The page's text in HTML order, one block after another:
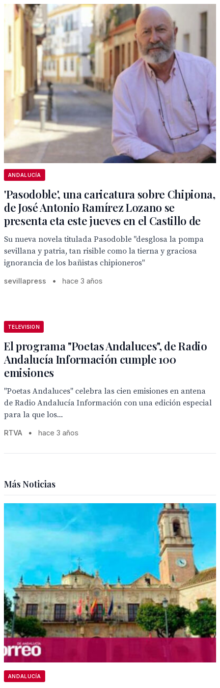
ANDALUCÍA
'Pasodoble', una caricatura sobre Chipiona,
de José Antonio Ramírez Lozano se
presenta eta este jueves en el Castillo de
Su nueva novela titulada Pasodoble "desglosa la pompa
sevillana y patria, tan risible como la tierna y graciosa
ignorancia de los bañistas chipioneros"
sevillapress • hace 3 años
TELEVISION
El programa "Poetas Andaluces", de Radio
Andalucía Información cumple 100
emisiones
"Poetas Andaluces" celebra las cien emisiones en antena
de Radio Andalucía Información con una edición especial
para la que los...
RTVA • hace 3 años
Más Noticias
ANDALUCÍA